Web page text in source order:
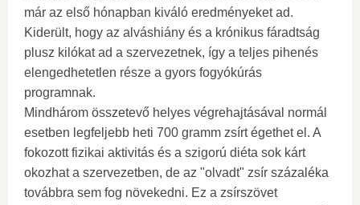
már az első hónapban kiváló eredményeket ad.
Kiderült, hogy az alváshiány és a krónikus fáradtság
plusz kilókat ad a szervezetnek, így a teljes pihenés
elengedhetetlen része a gyors fogyókúrás
programnak.
Mindhárom összetevő helyes végrehajtásával normál
esetben legfeljebb heti 700 gramm zsírt égethet el. A
fokozott fizikai aktivitás és a szigorú diéta sok kárt
okozhat a szervezetben, de az "olvadt" zsír százaléka
továbbra sem fog növekedni. Ez a zsírszövet